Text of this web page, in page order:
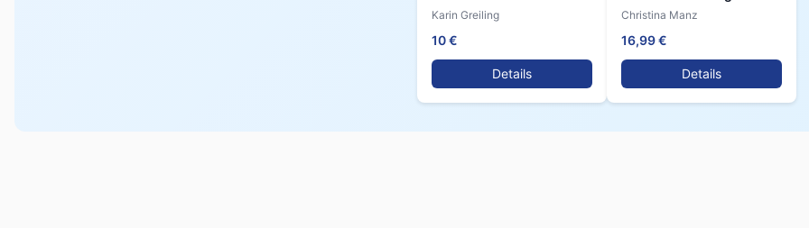
Karin Greiling
10 €
Details
Christina Manz
16,99 €
Details